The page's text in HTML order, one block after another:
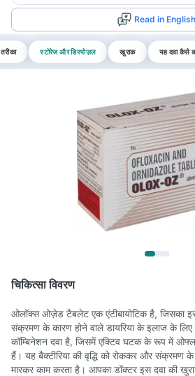
Read in English
स्टोरेज और डिस्पोज़ल खुराक यह दवा कैसे
चिकित्सा विवरण
ओलॉक्स ओज़ेड टैबलेट एक एंटीबायोटिक है, जिसका
संक्रमण के कारण होने वाले डायरिया के इलाज के लिए
कॉम्बिनेशन दवा है, जिसमें एक्टिव घटक के रूप में
हैं। यह बैक्टीरिया की वृद्धि को रोककर और संक्रमण के
मारकर काम करता है। आपका डॉक्टर इस दवा की